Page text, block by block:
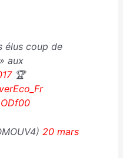
élus coup de
aux
🏆
20 mars